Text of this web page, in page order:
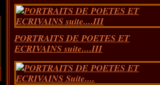
PORTRAITS DE POETES ET
ECRIVAINS suite....III